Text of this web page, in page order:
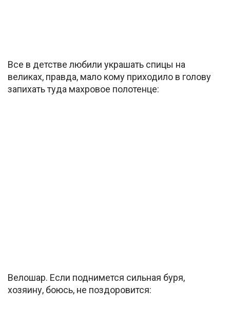
Все в детстве любили украшать спицы на
великах, правда, мало кому приходило в голову
запихать туда махровое полотенце:
Велошар. Если поднимется сильная буря,
хозяину, боюсь, не поздоровится: